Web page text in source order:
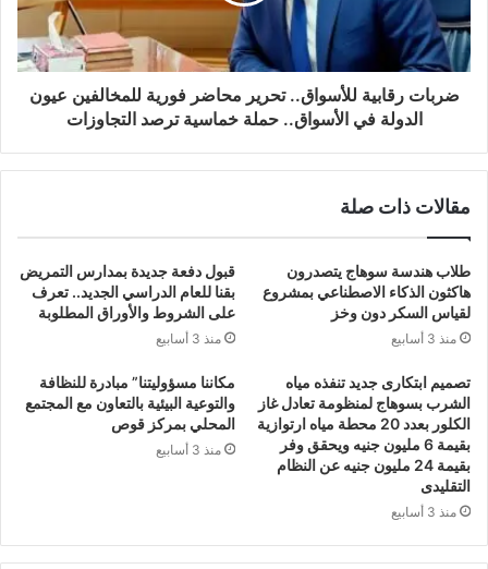
ضربات رقابية للأسواق.. تحرير محاضر فورية للمخالفين عيون
الدولة في الأسواق.. حملة خماسية ترصد التجاوزات
مقالات ذات صلة
طلاب هندسة سوهاج يتصدرون
هاكثون الذكاء الاصطناعي بمشروع
لقياس السكر دون وخز
منذ 3 أسابيع
قبول دفعة جديدة بمدارس التمريض
بقنا للعام الدراسي الجديد.. تعرف
على الشروط والأوراق المطلوبة
منذ 3 أسابيع
تصميم ابتكارى جديد تنفذه مياه
الشرب بسوهاج لمنظومة تعادل غاز
الكلور بعدد 20 محطة مياه ارتوازية
بقيمة 6 مليون جنيه ويحقق وفر
بقيمة 24 مليون جنيه عن النظام
التقليدى
منذ 3 أسابيع
مكاننا مسؤوليتنا” مبادرة للنظافة
والتوعية البيئية بالتعاون مع المجتمع
المحلي بمركز قوص
منذ 3 أسابيع